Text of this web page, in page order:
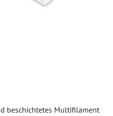
beschichtetes Multifilament